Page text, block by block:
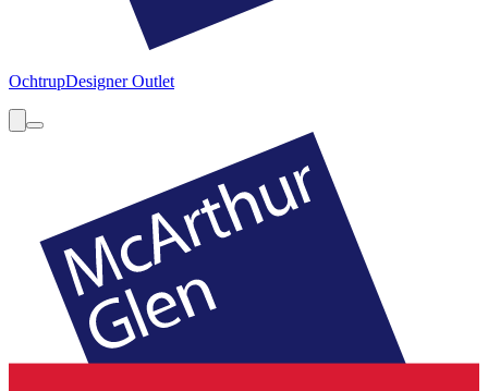
OchtrupDesigner Outlet